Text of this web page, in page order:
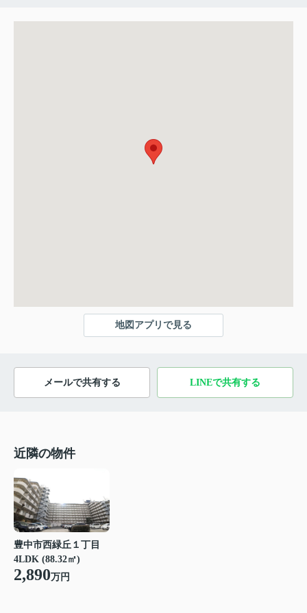
地図アプリで見る
メールで共有する LINEで共有する
近隣の物件
豊中市西緑丘１丁目
4LDK (88.32㎡)
2,890万円